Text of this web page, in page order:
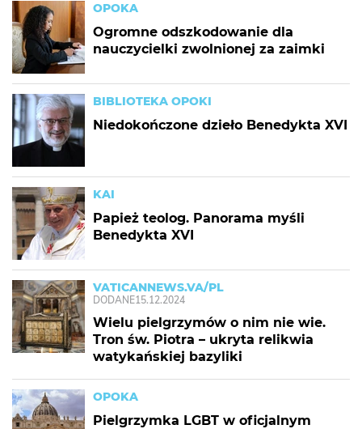
OPOKA
Ogromne odszkodowanie dla
nauczycielki zwolnionej za zaimki
BIBLIOTEKA OPOKI
Niedokończone dzieło Benedykta XVI
KAI
Papież teolog. Panorama myśli
Benedykta XVI
VATICANNEWS.VA/PL
DODANE15.12.2024
Wielu pielgrzymów o nim nie wie.
Tron św. Piotra – ukryta relikwia
watykańskiej bazyliki
OPOKA
Pielgrzymka LGBT w oficjalnym